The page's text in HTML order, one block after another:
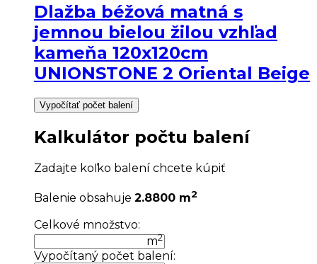
Dlažba béžová matná s
jemnou bielou žilou vzhľad
kameňa 120x120cm
UNIONSTONE 2 Oriental Beige
Vypočítať počet balení
Kalkulátor počtu balení
Zadajte koľko balení chcete kúpiť
Balenie obsahuje 2.8800 m2
Celkové množstvo:
m2
Vypočítaný počet balení: